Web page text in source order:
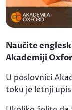
Naučite
Akademiji
U poslovnici
toku je letnji